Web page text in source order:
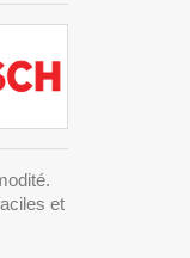
et